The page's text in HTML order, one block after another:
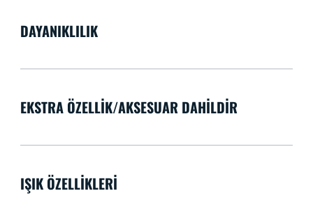
DAYANIKLILIK
EKSTRA ÖZELLIK/AKSESUAR DAHILDIR
IŞIK ÖZELLIKLERI